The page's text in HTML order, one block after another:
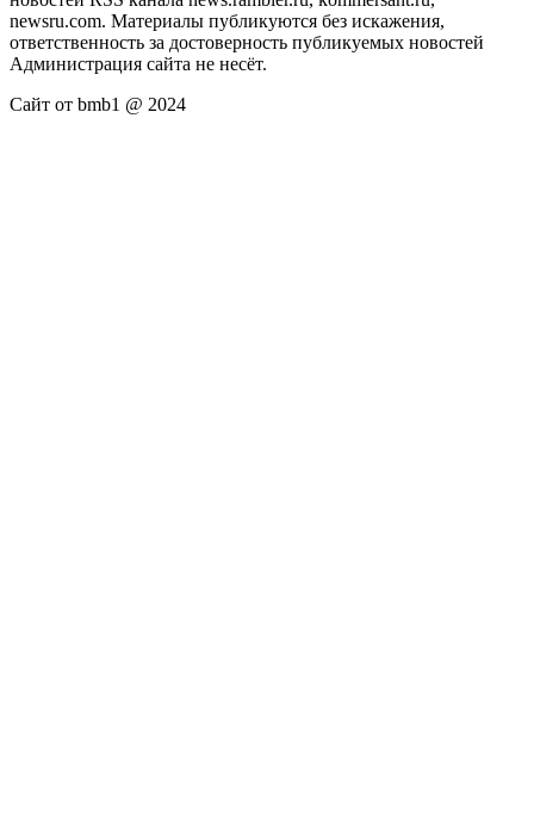
newsru.com. Материалы публикуются без искажения,
ответственность за достоверность публикуемых новостей
Администрация сайта не несёт.
Сайт от bmb1 @ 2024